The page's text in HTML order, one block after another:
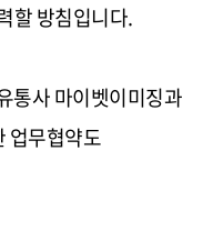
할 방침입니다.
통사 마이벳이미징과
업무협약도